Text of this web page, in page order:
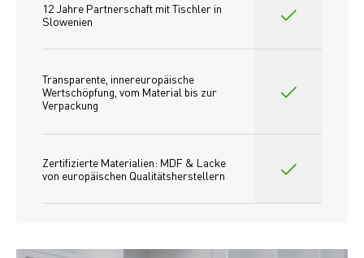
12 Jahre Partnerschaft mit Tischler in
Slowenien
Transparente, innereuropäische
Wertschöpfung, vom Material bis zur
Verpackung
Zertifizierte Materialien: MDF & Lacke
von europäischen Qualitätsherstellern